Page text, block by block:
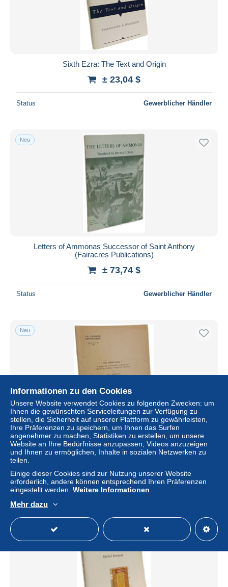
Sixth Ezra: The Text and Origin
± 23,04 $
Status Gewerblicher Händler
Neu
Letters of Ammonas Successor of Saint Anthony
(Fairacres Publications)
± 73,74 $
Status Gewerblicher Händler
Neu
Ou allons nous ? a propos des orientations pastorales sur
l'attitude des chretiens a l'egard du judaisme - la pensee
cat
± 23,04 $
Status Gewerblicher Händler
Informationen zu den Cookies
Unsere Website verwendet Cookies zu folgenden Zwecken: um
Ihnen die gewünschten Serviceleitungen zur Verfügung zu
stellen, die Sicherheit auf unserer Plattform zu gewährleisten,
Ihre Präferenzen zu speichern, um Ihnen das Surfen
angenehmer zu machen, Statistiken zu erstellen, um unsere
Website an Ihre Bedürfnisse anzupassen, Videos anzuzeigen
und Ihnen zu ermöglichen, Inhalte in sozialen Netzwerken zu
teilen.
Einige dieser Cookies sind zur Nutzung unserer Website
erforderlich, andere können entsprechend Ihren Präferenzen
eingestellt werden. Weitere Informationen
Mehr dazu